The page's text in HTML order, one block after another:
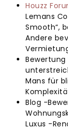
Houzz
Lemans
Smooth“,
Andere
Bewertung
Mans für
Blog -
Luxus -